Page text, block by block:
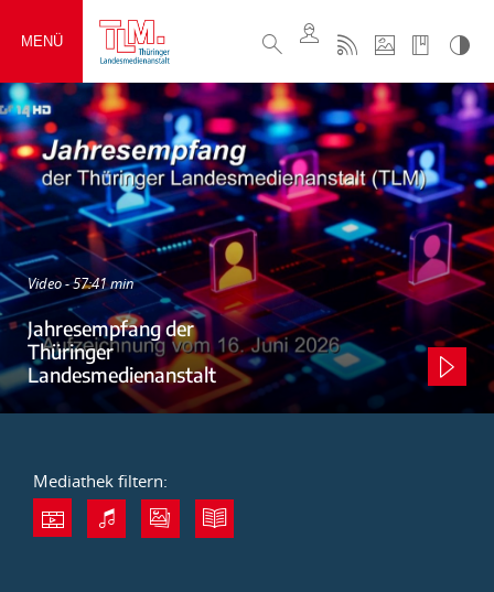
MENÜ
Video - 57:41 min
Jahresempfang der
Thüringer
Landesmedienanstalt
Mediathek filtern: